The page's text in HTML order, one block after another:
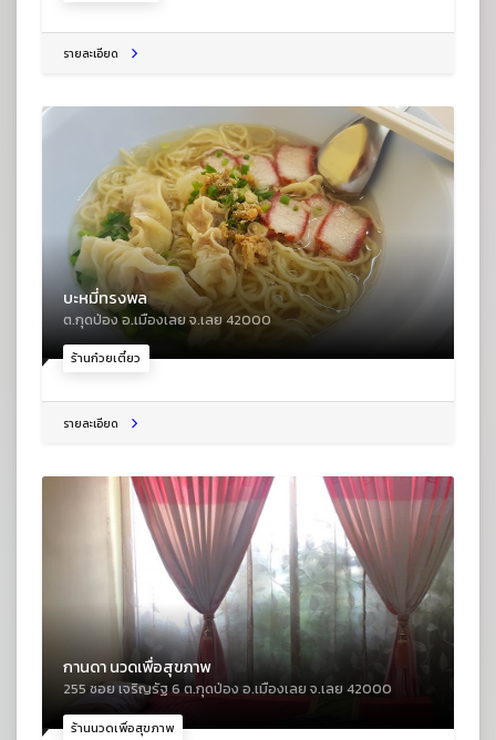
รายละเอียด
ร้านก๋วยเตี๋ยว
บะหมี่ทรงพล
ต.กุดป่อง อ.เมืองเลย จ.เลย 42000
รายละเอียด
ร้านนวดเพื่อสุขภาพ
กานดา นวดเพื่อสุขภาพ
255 ซอย เจริญรัฐ 6 ต.กุดป่อง อ.เมืองเลย จ.เลย 42000